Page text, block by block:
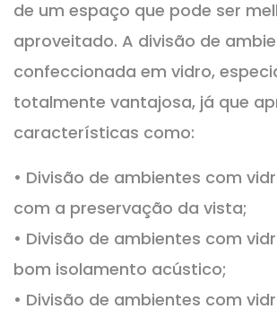
de um espaço que pode ser
aproveitado. A divisão de
confeccionada em vidro,
totalmente vantajosa, já que
características como:
• Divisão de ambientes com
com a preservação da vista;
• Divisão de ambientes com
bom isolamento acústico;
• Divisão de ambientes com